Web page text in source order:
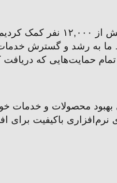
ما به رشد و گسترش
حمایت‌هایی که دریافت
محصولات و خدمات
نرم‌افزاری باکیفیت